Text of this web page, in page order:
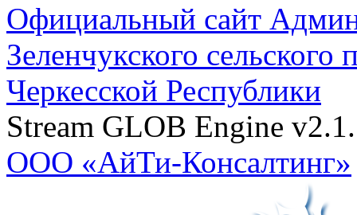
Официальный сайт
Зеленчукского сельского
Черкесской Республики
Stream GLOB Engine v2.1.
ООО «АйТи-Консалтинг»